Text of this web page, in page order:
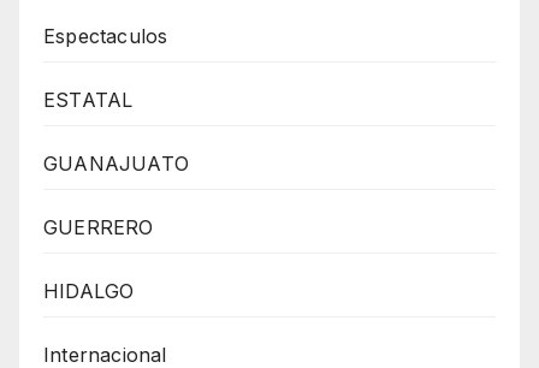
Espectaculos
ESTATAL
GUANAJUATO
GUERRERO
HIDALGO
Internacional